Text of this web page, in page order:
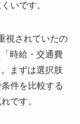
いです。
視されていたの
時給・交通費
まずは選択肢
件を比較する
です。